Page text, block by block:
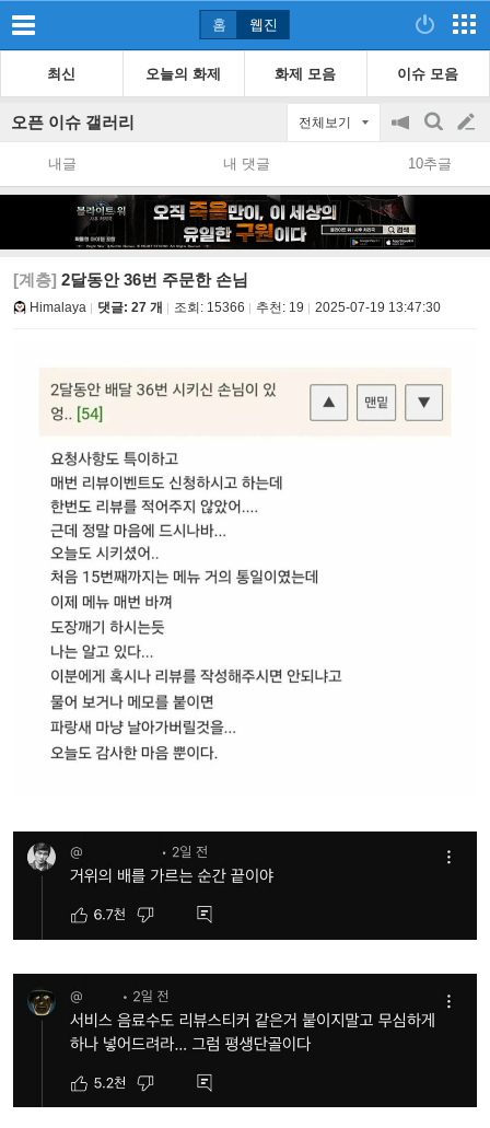
홈 웹진
최신 오늘의 화제 화제 모음 이슈 모음
오픈 이슈 갤러리 전체보기
공
지
on/off
검
색
글
쓰
내글 내 댓글 10추글
[계층] 2달동안 36번 주문한 손님
Himalaya 댓글: 27 개 조회: 15366 추천: 19 2025-07-19 13:47:30